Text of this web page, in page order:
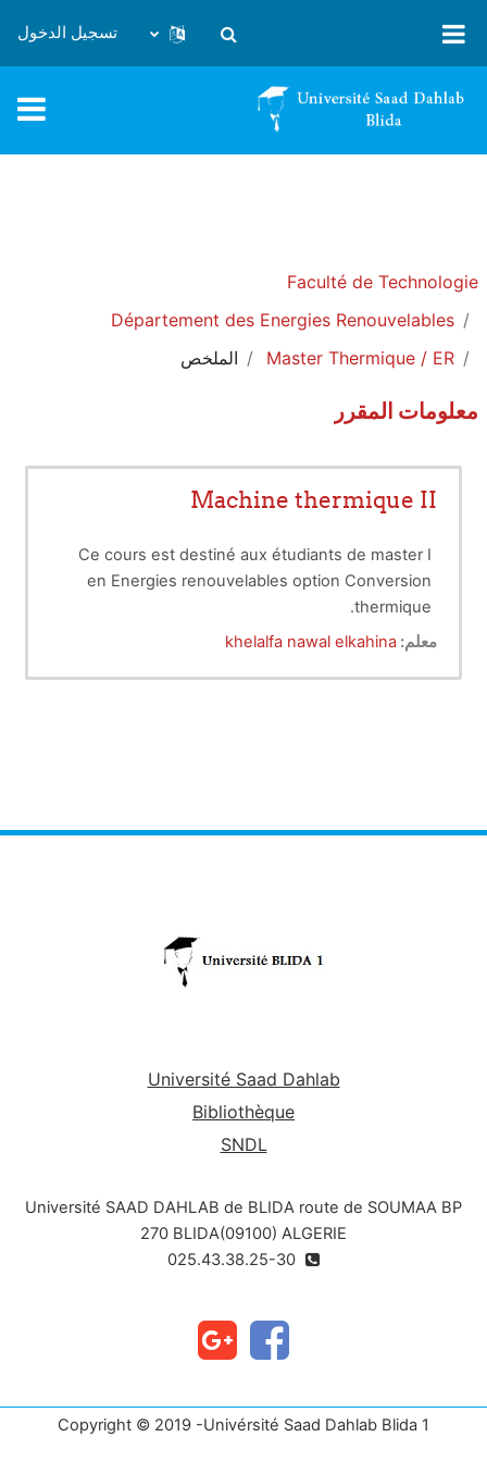
تبديل إدخال البحث
تسجيل الدخول
Faculté de Technologie
Département des Energies Renouvelables
Master Thermique / ER
الملخص
معلومات المقرر
Machine thermique II
Ce cours est destiné aux étudiants de master I
en Energies renouvelables option Conversion
thermique.
Il a pour principal objectif de faire connaitre les
dans le domaine de la conversion thermique.
معلم: khelalfa nawal elkahina
Université Saad Dahlab
Bibliothèque
SNDL
Université SAAD DAHLAB de BLIDA route de SOUMAA BP
270 BLIDA(09100) ALGERIE
Copyright © 2019 -Univérsité Saad Dahlab Blida 1